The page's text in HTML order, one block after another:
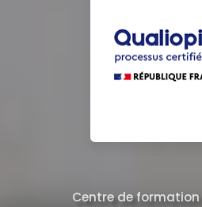
Centre de formation